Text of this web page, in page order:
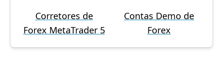
Corretores de
Forex MetaTrader 5
Contas Demo de
Forex